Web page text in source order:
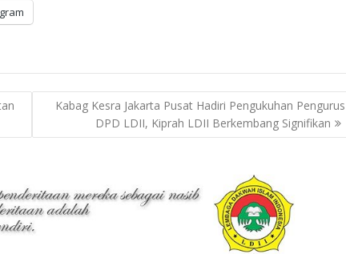
Kabag Kesra Jakarta Pusat Hadiri Pengukuhan Pengurus
DPD LDII, Kiprah LDII Berkembang Signifikan